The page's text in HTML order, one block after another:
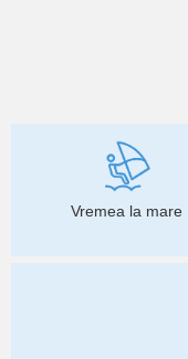
Vremea la mare